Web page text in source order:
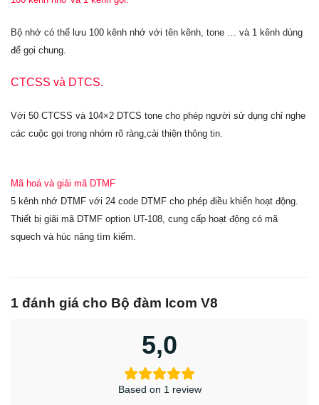
Bộ nhớ có thể lưu 100 kênh nhớ với tên kênh, tone … và 1 kênh dùng
để gọi chung.
CTCSS và DTCS.
Với 50 CTCSS và 104×2 DTCS tone cho phép người sử dụng chỉ nghe
các cuộc gọi trong nhóm rõ ràng,cải thiện thông tin.
Mã hoá và giải mã DTMF
5 kênh nhớ DTMF với 24 code DTMF cho phép điều khiển hoạt động.
Thiết bị giãi mã DTMF option UT-108, cung cấp hoạt động có mã
squech và húc năng tìm kiếm.
1 đánh giá cho Bộ đàm Icom V8
5,0
Based on 1 review